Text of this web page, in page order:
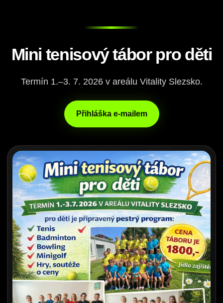
Mini tenisový tábor pro děti
Termín 1.–3. 7. 2026 v areálu Vitality Slezsko.
Přihláška e-mailem